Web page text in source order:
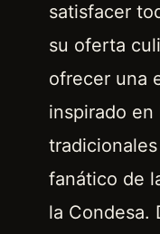
satisfacer
su oferta
ofrecer una
inspirado
fanático de
la Condesa.